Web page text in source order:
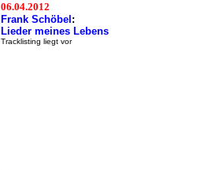
06.04.2012
Frank Schöbel :
Lieder meines Lebens
Tracklisting liegt vor